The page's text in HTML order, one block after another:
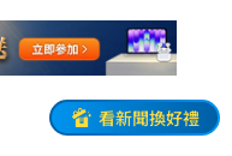
看新聞換好禮